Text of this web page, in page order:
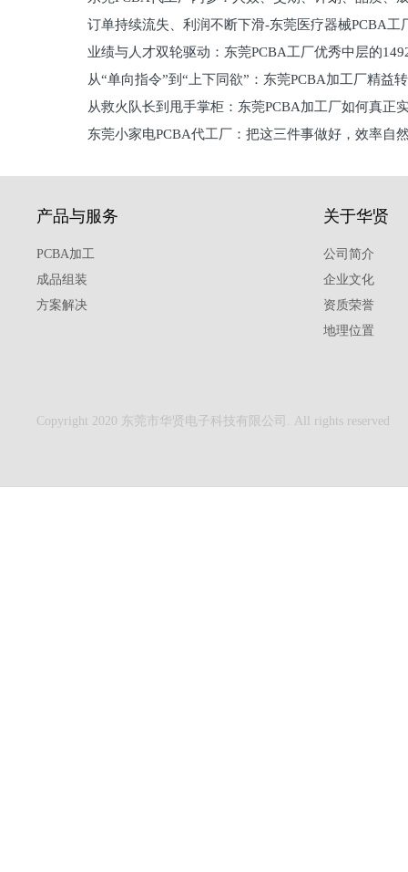
维锁客法则
订单持续流失、利润不断下滑-东莞医疗器械PCBA工
理死穴必须堵住
业绩与人才双轮驱动：东莞PCBA工厂优秀中层的
从“单向指令”到“上下同欲”：东莞PCBA加工厂精益
关键从救火队长到甩手掌柜：东莞PCBA加工厂如何真正
东莞小家电PCBA代工厂：把这三件事做好，效率自
产品与服务
PCBA加工
成品组装
方案解决
关于华贤
公司简介
企业文化
资质荣誉
地理位置
Copyright 2020 东莞市华贤电子科技有限公司. All rights reserved